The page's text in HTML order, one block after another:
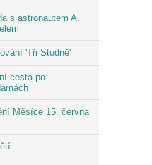
s astronautem A.
'Tři Studně'
cesta po
Měsíce 15. června